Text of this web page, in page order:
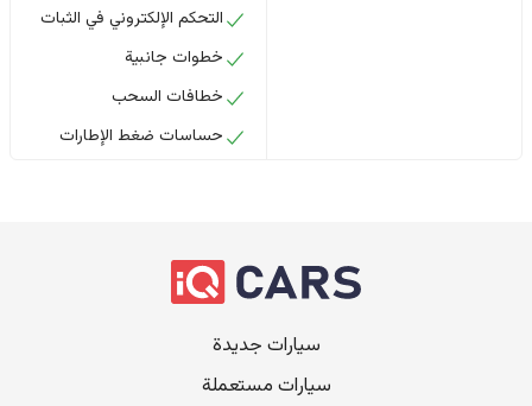
التحكم الإلكتروني في الثبات
خطوات جانبية
خطافات السحب
حساسات ضغط الإطارات
سيارات جديدة
سيارات مستعملة